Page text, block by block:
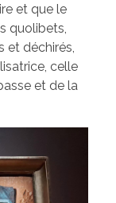
et que le
quolibets,
et déchirés,
celle
et de la